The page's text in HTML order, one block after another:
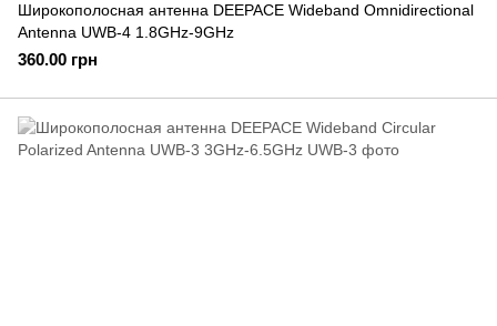
Широкополосная антенна DEEPACE Wideband Omnidirectional
Antenna UWB-4 1.8GHz-9GHz
360.00 грн